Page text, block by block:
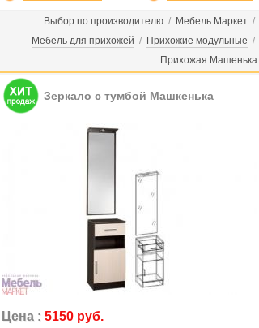
Выбор по производителю / Мебель Маркет /
Мебель для прихожей / Прихожие модульные /
Прихожая Машенька
Зеркало с тумбой Машкенька
Цена : 5150 руб.